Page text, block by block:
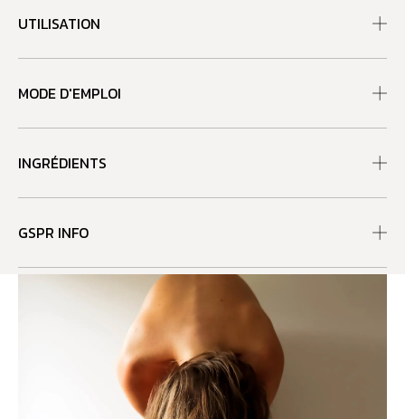
UTILISATION
MODE D'EMPLOI
INGRÉDIENTS
GSPR INFO
RECOMMANDATIONS